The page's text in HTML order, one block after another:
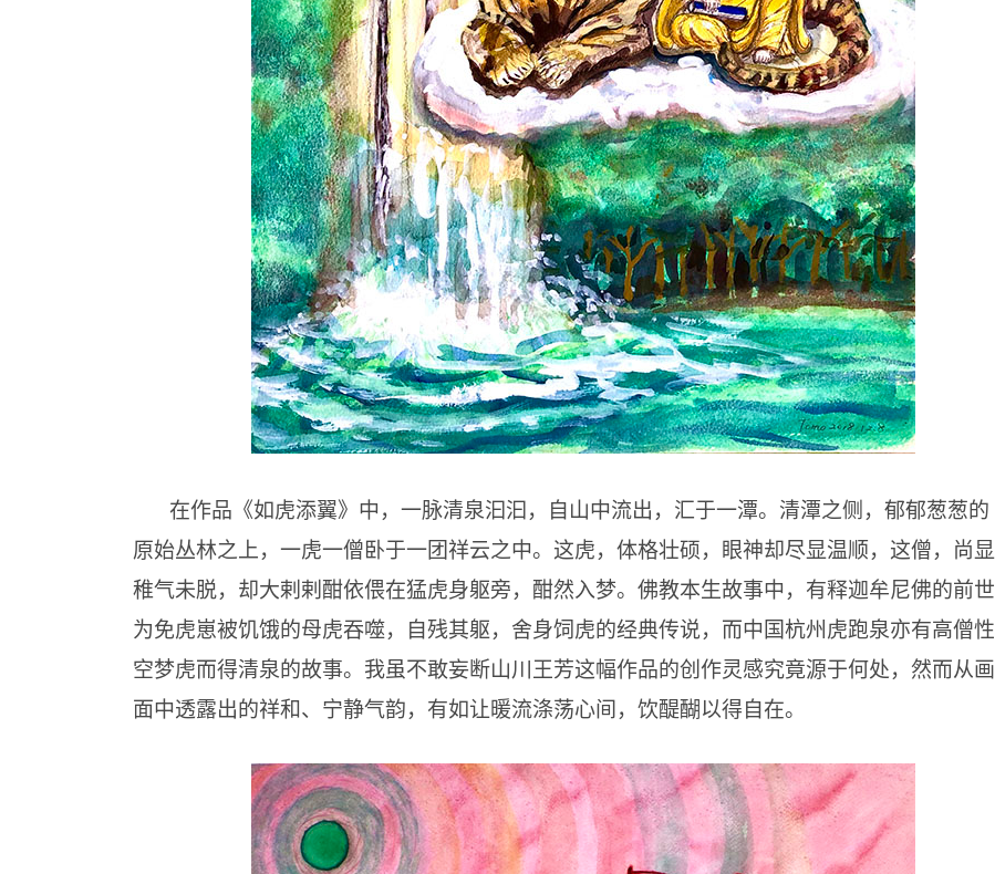
在作品《如虎添翼》中，一脉清泉汩汩，自山中流出，汇于一潭。清潭之侧，郁郁葱葱的
原始丛林之上，一虎一僧卧于一团祥云之中。这虎，体格壮硕，眼神却尽显温顺，这僧，尚显
稚气未脱，却大剌剌酣依偎在猛虎身躯旁，酣然入梦。佛教本生故事中，有释迦牟尼佛的前世
为免虎崽被饥饿的母虎吞噬，自残其躯，舍身饲虎的经典传说，而中国杭州虎跑泉亦有高僧性
空梦虎而得清泉的故事。我虽不敢妄断山川王芳这幅作品的创作灵感究竟源于何处，然而从画
面中透露出的祥和、宁静气韵，有如让暖流涤荡心间，饮醍醐以得自在。